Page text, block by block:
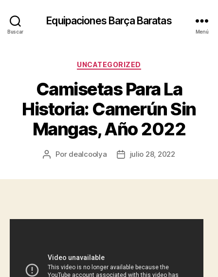
Buscar
Equipaciones Barça Baratas
Menú
Categorías
UNCATEGORIZED
Camisetas Para La
Historia: Camerún Sin
Mangas, Año 2022
Autor
Por dealcoolya
Fechajulio 28, 2022